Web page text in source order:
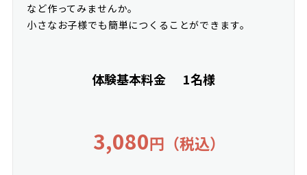
など作ってみませんか。
小さなお子様でも簡単につくることができます。
体験基本料金 1名様
3,080円（税込）